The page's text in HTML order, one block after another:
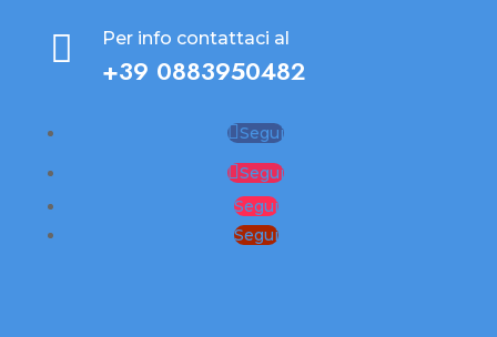
 Per info contattaci al
+39 0883950482
Segui
Segui
Segui
Segui